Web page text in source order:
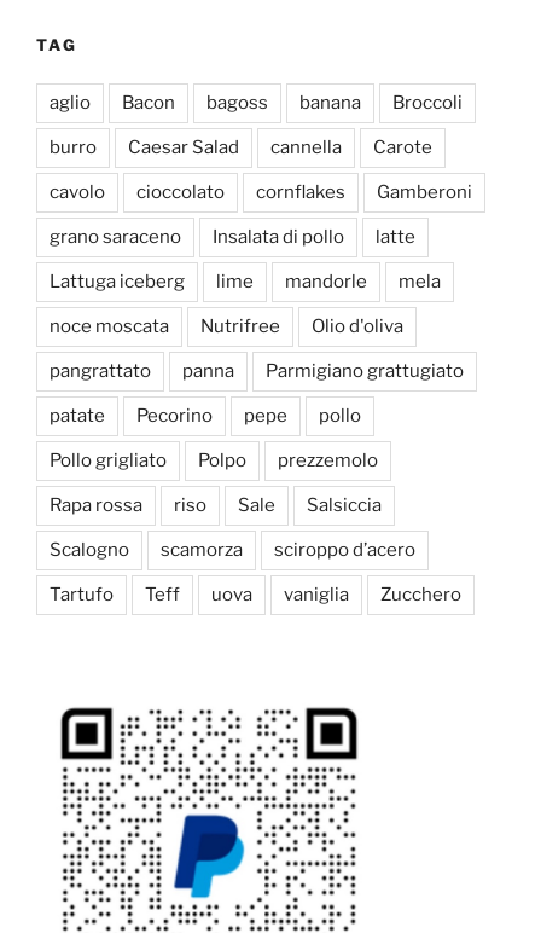
TAG
aglio Bacon bagoss banana Broccoli
burro Caesar Salad cannella Carote
cavolo cioccolato cornflakes Gamberoni
grano saraceno Insalata di pollo latte
Lattuga iceberg lime mandorle mela
noce moscata Nutrifree Olio d'oliva
pangrattato panna Parmigiano grattugiato
patate Pecorino pepe pollo
Pollo grigliato Polpo prezzemolo
Rapa rossa riso Sale Salsiccia
Scalogno scamorza sciroppo d’acero
Tartufo Teff uova vaniglia Zucchero